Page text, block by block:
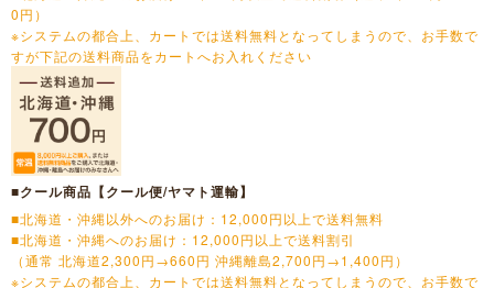
0円）
※システムの都合上、カートでは送料無料となってしまうので、お手数で
すが下記の送料商品をカートへお入れください
■クール商品【クール便/ヤマト運輸】
■北海道・沖縄以外へのお届け：12,000円以上で送料無料
■北海道・沖縄へのお届け：12,000円以上で送料割引
（通常 北海道2,300円→660円 沖縄離島2,700円→1,400円）
※システムの都合上、カートでは送料無料となってしまうので、お手数で